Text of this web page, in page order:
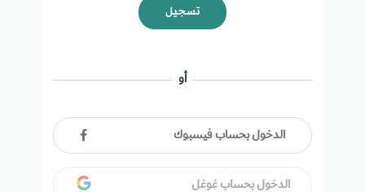
تسجيل
أو
الدخول بحساب فيسبوك
الدخول بحساب غوغل